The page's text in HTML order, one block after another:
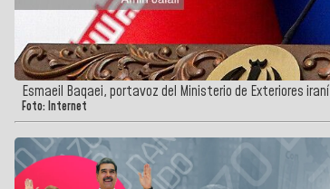
Esmaeil Baqaei, portavoz del Ministerio de Exteriores iraní
Foto: Internet